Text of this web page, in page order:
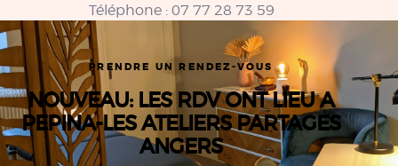
Téléphone : 07 77 28 73 59
PRENDRE UN RENDEZ-VOUS
NOUVEAU: LES RDV ONT LIEU A
PEPINA-LES ATELIERS PARTAGES
ANGERS